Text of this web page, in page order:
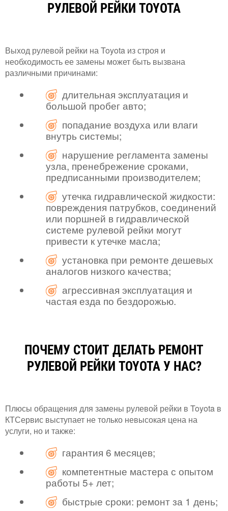
РУЛЕВОЙ РЕЙКИ TOYOTA
Выход рулевой рейки на Toyota из строя и
необходимость ее замены может быть вызвана
различными причинами:
длительная эксплуатация и
большой пробег авто;
попадание воздуха или влаги
внутрь системы;
нарушение регламента замены
узла, пренебрежение сроками,
предписанными производителем;
утечка гидравлической жидкости:
повреждения патрубков, соединений
или поршней в гидравлической
системе рулевой рейки могут
привести к утечке масла;
установка при ремонте дешевых
аналогов низкого качества;
агрессивная эксплуатация и
частая езда по бездорожью.
ПОЧЕМУ СТОИТ ДЕЛАТЬ РЕМОНТ
РУЛЕВОЙ РЕЙКИ TOYOTA У НАС?
Плюсы обращения для замены рулевой рейки в Toyota в
КТСервис выступает не только невысокая цена на
услуги, но и также:
гарантия 6 месяцев;
компетентные мастера с опытом
работы 5+ лет;
быстрые сроки: ремонт за 1 день;